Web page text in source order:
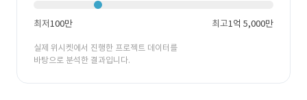
최저100만 최고1억 5,000만
실제 위시켓에서 진행한 프로젝트 데이터를
바탕으로 분석한 결과입니다.